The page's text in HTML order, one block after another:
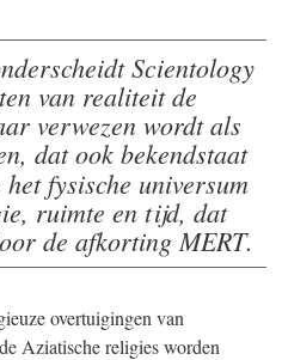
Scientology
van realiteit de
verwezen wordt als
dat ook bekendstaat
fysische universum
ruimte en tijd, dat
de afkorting MERT.
overtuigingen van
Aziatische religies worden